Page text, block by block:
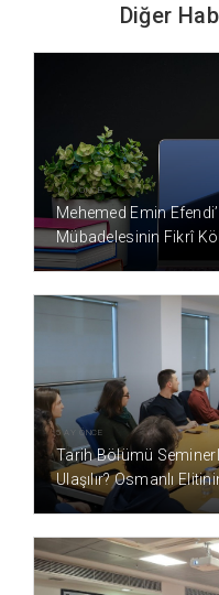
Diğer
1 AY ÖNCE
Mehemed Emin
Mübadelesinin Fikrî
5 AY ÖNCE
Tarih Bölümü
Ulaşılır? Osmanlı